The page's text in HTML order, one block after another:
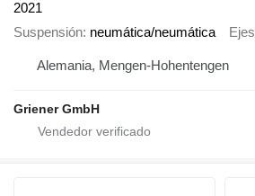
2021
Suspensión neumática/neumática Ejes
Alemania, Mengen-Hohentengen
Griener GmbH